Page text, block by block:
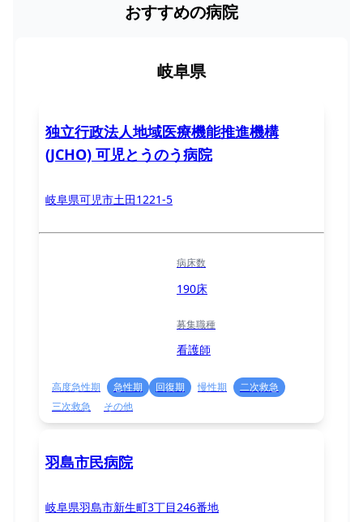
おすすめの病院
岐阜県
独立行政法人地域医療機能推進機構
(JCHO) 可児とうのう病院
岐阜県可児市土田1221-5
病床数
190床
募集職種
看護師
高度急性期 急性期 回復期 慢性期
二次救急
三次救急
その他
羽島市民病院
岐阜県羽島市新生町3丁目246番地